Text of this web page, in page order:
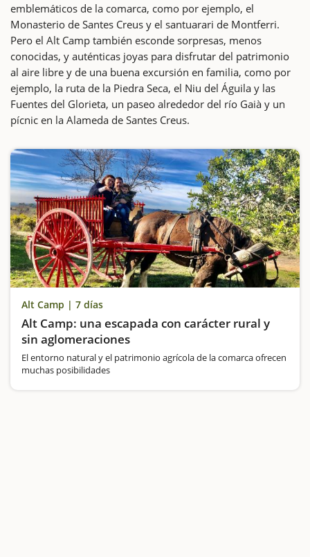
emblemáticos de la comarca, como por ejemplo, el
Monasterio de Santes Creus y el santuarari de Montferri.
Pero el Alt Camp también esconde sorpresas, menos
conocidas, y auténticas joyas para disfrutar del patrimonio
al aire libre y de una buena excursión en familia, como por
ejemplo, la ruta de la Piedra Seca, el Niu del Águila y las
Fuentes del Glorieta, un paseo alrededor del río Gaià y un
pícnic en la Alameda de Santes Creus.
Alt Camp | 7 días
Alt Camp: una escapada con carácter rural y
sin aglomeraciones
El entorno natural y el patrimonio agrícola de la comarca ofrecen
muchas posibilidades